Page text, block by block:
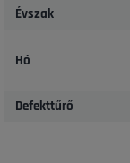
Évszak
Hó
Defekttűrő